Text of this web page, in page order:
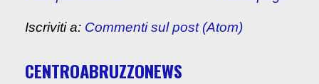
Iscriviti a: Commenti sul post (Atom)
CENTROABRUZZONEWS